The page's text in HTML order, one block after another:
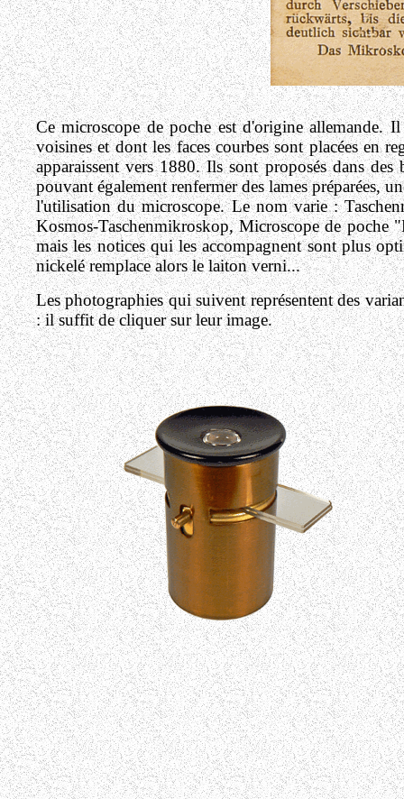
Ce microscope de poche est d'origine allemande.
voisines et dont les faces courbes sont placées en
apparaissent vers 1880. Ils sont proposés dans
pouvant également renfermer des lames préparées,
l'utilisation du microscope. Le nom varie :
Kosmos-Taschenmikroskop, Microscope de poche
mais les notices qui les accompagnent sont plus
nickelé remplace alors le laiton verni...
Les photographies qui suivent représentent des
: il suffit de cliquer sur leur image.